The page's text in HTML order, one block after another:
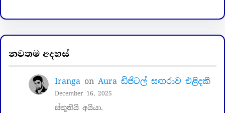
නවතම අදහස්
Iranga on Aura ඩිජිටල් සඟරාව එළිදකී
December 16, 2025
ස්තූතියි අයියා.